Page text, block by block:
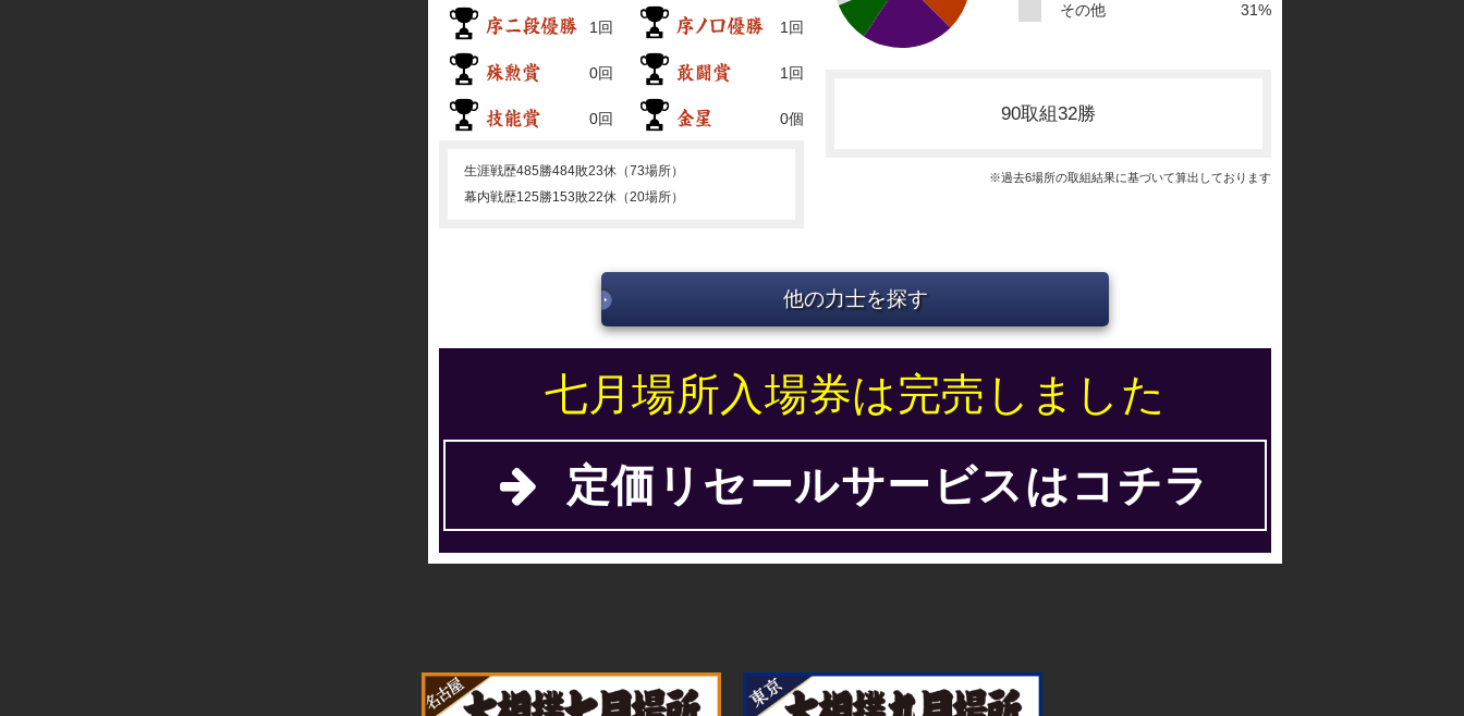
1回 1回
0回 1回
0回 0個
生涯戦歴485勝484敗23休（73場所）
幕内戦歴125勝153敗22休（20場所）
その他
31%
90取組32勝
※過去6場所の取組結果に基づいて算出しております
他の力士を探す
七月場所入場券は完売しました
定価リセールサービスはコチラ